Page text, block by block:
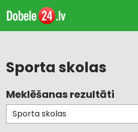
Sporta skolas
Visas nozares
Bērnudārzi, bērnu pieskatīšana
Meklēšanas rezultāti